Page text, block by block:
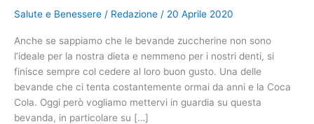
Salute e Benessere / Redazione / 20 Aprile 2020
Anche se sappiamo che le bevande zuccherine non sono
l’ideale per la nostra dieta e nemmeno per i nostri denti, si
finisce sempre col cedere al loro buon gusto. Una delle
bevande che ci tenta costantemente ormai da anni e la Coca
Cola. Oggi però vogliamo mettervi in guardia su questa
bevanda, in particolare su […]